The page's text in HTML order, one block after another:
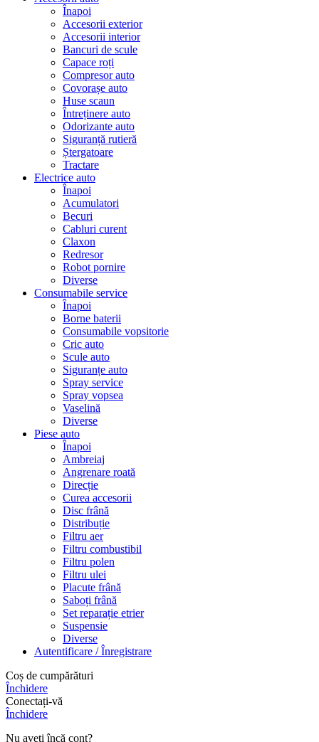
Înapoi
Accesorii exterior
Accesorii interior
Bancuri de scule
Capace roți
Compresor auto
Covorașe auto
Huse scaun
Întreținere auto
Odorizante auto
Siguranță rutieră
Ștergatoare
Tractare
Electrice auto
Înapoi
Acumulatori
Becuri
Cabluri curent
Claxon
Redresor
Robot pornire
Diverse
Consumabile service
Înapoi
Borne baterii
Consumabile vopsitorie
Cric auto
Scule auto
Siguranțe auto
Spray service
Spray vopsea
Vaselină
Diverse
Piese auto
Înapoi
Ambreiaj
Angrenare roată
Direcție
Curea accesorii
Disc frână
Distribuție
Filtru aer
Filtru combustibil
Filtru polen
Filtru ulei
Placute frână
Saboți frână
Set reparație etrier
Suspensie
Diverse
Autentificare / Înregistrare
Coș de cumpărături
Închidere
Conectați-vă
Închidere
Nu aveți încă cont?